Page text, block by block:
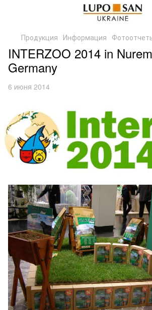
Продукция Информация
INTERZOO 2014 in
Germany
6 июня 2014